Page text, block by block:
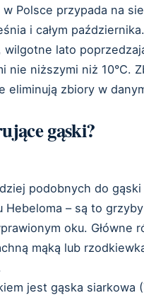
Polsce przypada na
i całym
wilgotne lato
nie niższymi niż 10°C.
eliminują zbiory w
gąski?
podobnych do
Hebeloma – są to
oku. Główne
mąką lub
jest gąska siarkowa